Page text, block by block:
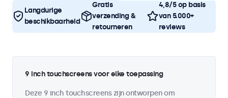
Langdurige
beschikbaarheid
Gratis
verzending &
retourneren
4,8/5 op basis
van 5.000+
reviews
9 inch touchscreens voor elke toepassing
Deze 9 inch touchscreens zijn ontworpen om